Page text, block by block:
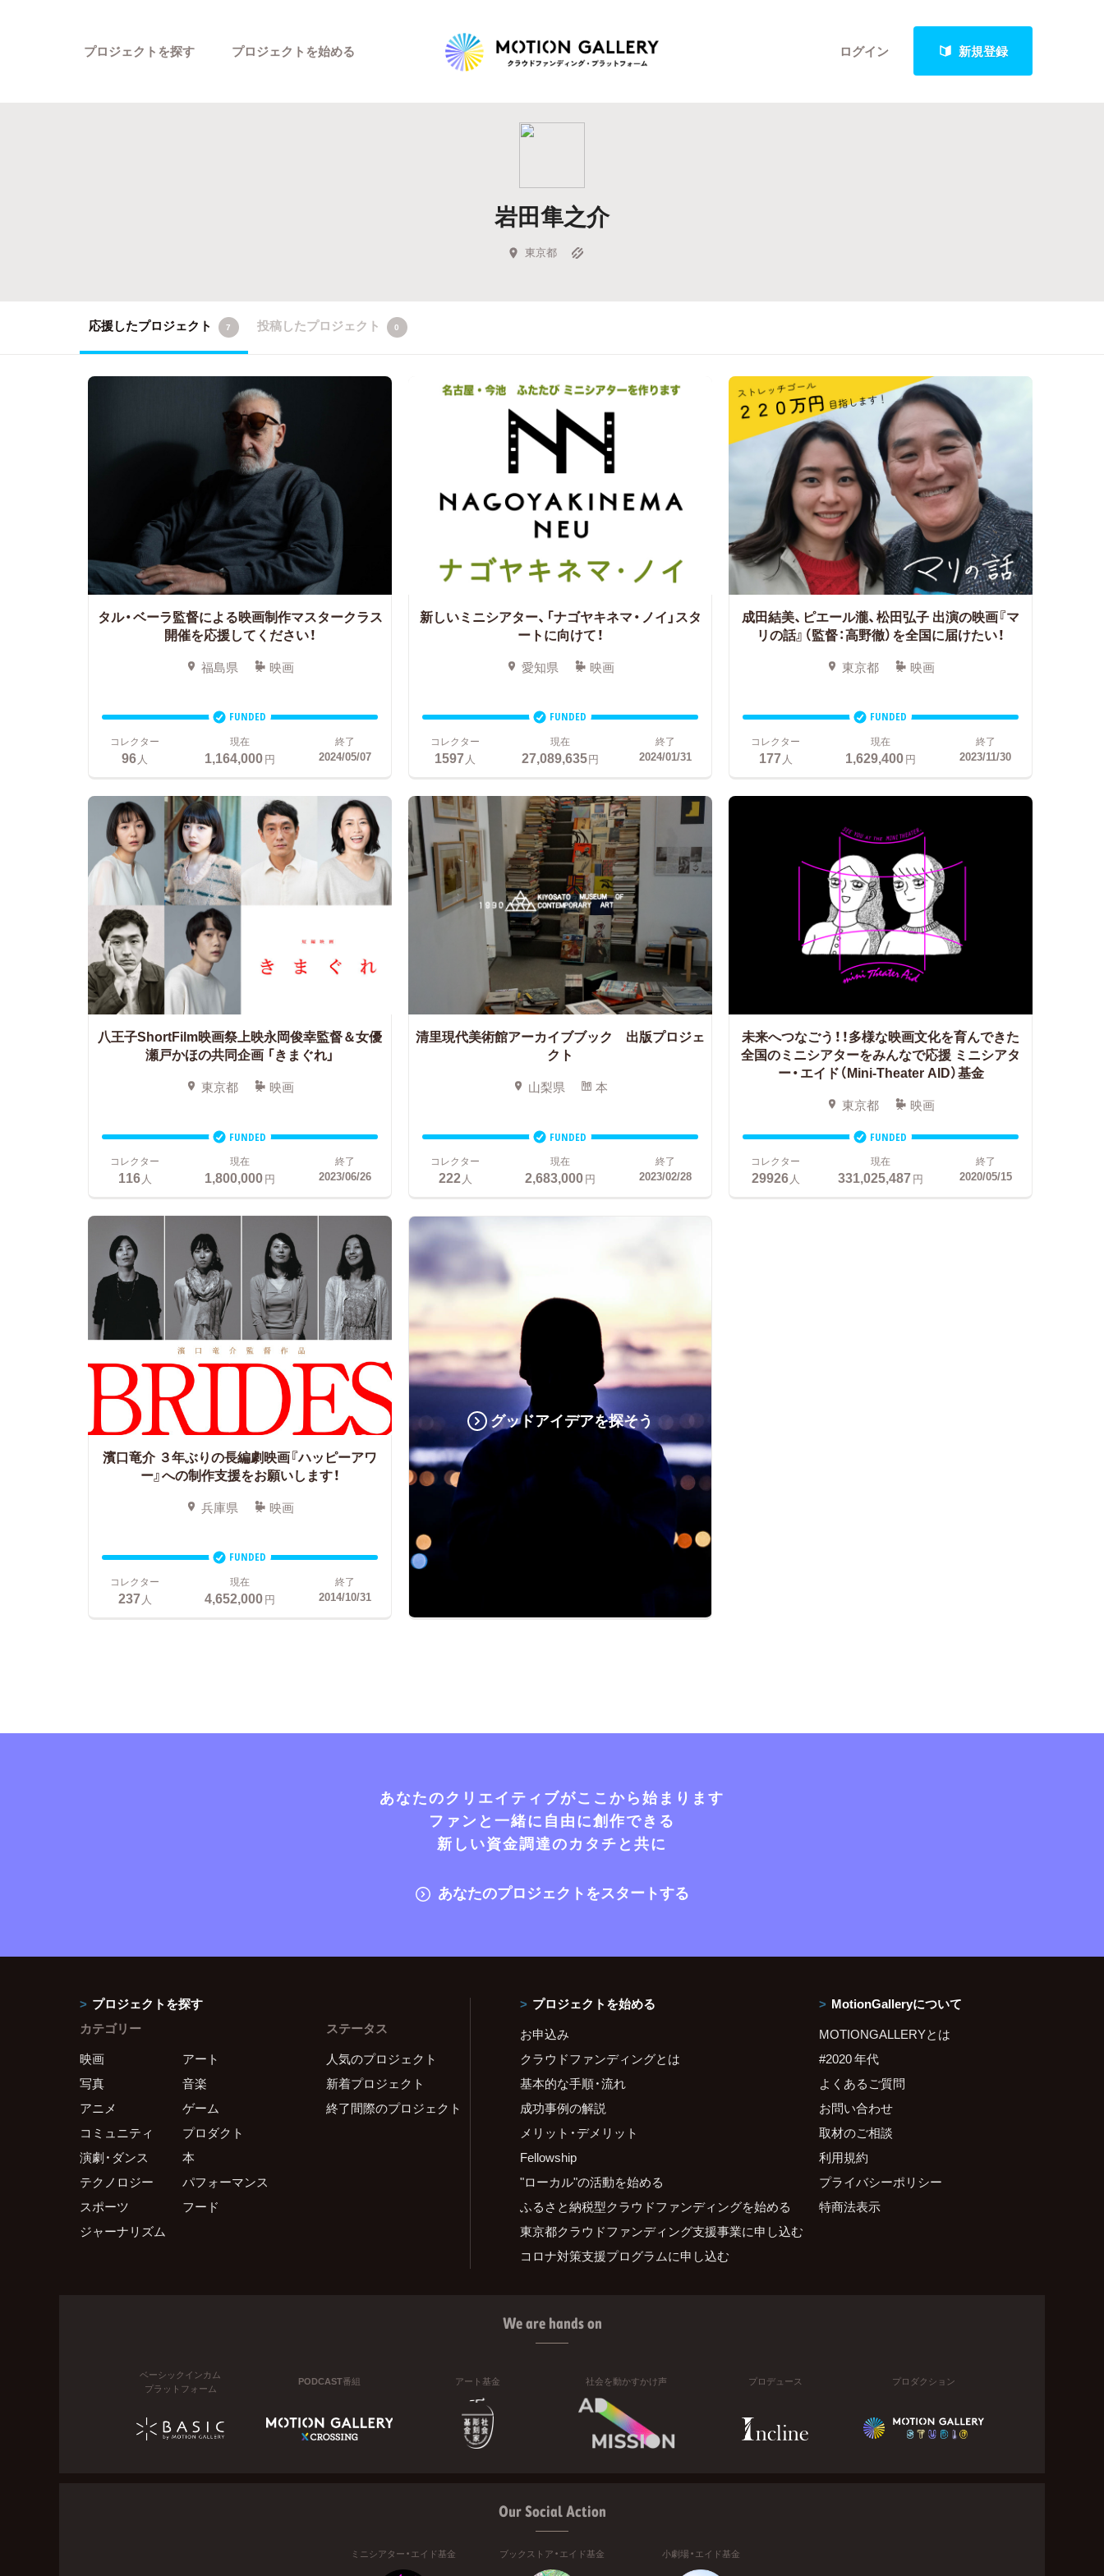
ログイン 新規登録
プロジェクトを探す
Highlight
Feature
キュレーターから探す
プロジェクトを始める
岩田隼之介
東京都
応援したプロジェクト 7 投稿したプロジェクト 0
タル・ベーラ監督による映画制作マスタークラス
開催を応援してください！
福島県 映画
FUNDED
コレクター
96人
現在
1,164,000円
終了
2024/05/07
新しいミニシアター、「ナゴヤキネマ・ノイ」スタ
ートに向けて！
愛知県 映画
FUNDED
コレクター
1597人
現在
27,089,635円
終了
2024/01/31
成田結美、ピエール瀧、松田弘子 出演の映画『マ
リの話』（監督：高野徹）を全国に届けたい！
東京都 映画
FUNDED
コレクター
177人
現在
1,629,400円
終了
2023/11/30
八王子ShortFilm映画祭上映永岡俊幸監督＆女優
瀬戸かほの共同企画 「きまぐれ」
東京都 映画
FUNDED
コレクター
116人
現在
1,800,000円
終了
2023/06/26
清里現代美術館アーカイブブック 出版プロジェ
クト
山梨県 本
FUNDED
コレクター
222人
現在
2,683,000円
終了
2023/02/28
未来へつなごう！！多様な映画文化を育んできた
全国のミニシアターをみんなで応援 ミニシアタ
ー・エイド（Mini-Theater AID）基金
東京都 映画
FUNDED
コレクター
29926人
現在
331,025,487円
終了
2020/05/15
濱口竜介 ３年ぶりの長編劇映画『ハッピーアワ
ー』への制作支援をお願いします！
兵庫県 映画
FUNDED
コレクター
237 人
現在
4,652,000円
終了
2014/10/31
グッドアイデアを探そう
あなたのクリエイティブがここから始まります
ファンと一緒に自由に創作できる
新しい資金調達のカタチと共に
あなたのプロジェクトをスタートする
プロジェクトを探す
カテゴリー
映画
アート
写真
音楽
アニメ
ゲーム
コミュニティ
プロダクト
演劇・ダンス
本
テクノロジー
パフォーマンス
スポーツ
フード
ジャーナリズム
ステータス
人気のプロジェクト
新着プロジェクト
終了間際のプロジェクト
プロジェクトを始める
お申込み
クラウドファンディングとは
基本的な手順・流れ
成功事例の解説
メリット・デメリット
Fellowship
"ローカル"の活動を始める
ふるさと納税型クラウドファンディングを始める
東京都クラウドファンディング支援事業に申し込む
コロナ対策支援プログラムに申し込む
MotionGalleryについて
MOTIONGALLERYとは
#2020 年代
よくあるご質問
お問い合わせ
取材のご相談
利用規約
プライバシーポリシー
特商法表示
We are hands on
ベーシックインカム
プラットフォーム
PODCAST番組 アート基金 社会を動かすかけ声 プロデュース プロダクション
Our Social Action
ミニシアター・エイド基金 ブックストア・エイド基金 小劇場・エイド基金